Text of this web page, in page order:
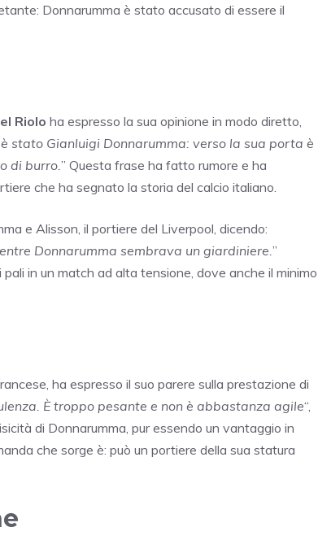
Donnarumma è stato accusato di essere il
Riolo ha espresso la sua opinione in modo diretto,
stato Gianluigi Donnarumma: verso la sua porta è
di burro.” Questa frase ha fatto rumore e ha
che ha segnato la storia del calcio italiano.
e Alisson, il portiere del Liverpool, dicendo:
Donnarumma sembrava un giardiniere. ”
pali in un match ad alta tensione, dove anche il minimo
ha espresso il suo parere sulla prestazione di
È troppo pesante e non è abbastanza agile“,
di Donnarumma, pur essendo un vantaggio in
che sorge è: può un portiere della sua statura